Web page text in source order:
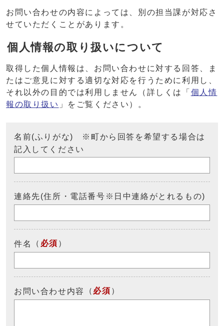
お問い合わせの内容によっては、別の担当課が対応さ
せていただくことがあります。
個人情報の取り扱いについて
取得した個人情報は、お問い合わせに対する回答、ま
たはご意見に対する適切な対応を行うために利用し、
それ以外の目的では利用しません（詳しくは「 個人情
報の取り扱い 」をご覧ください）。
名前(ふりがな) ※町から回答を希望する場合は
記入してください
連絡先(住所・電話番号※日中連絡がとれるもの)
件名 （ 必須 ）
お問い合わせ内容 （ 必須 ）